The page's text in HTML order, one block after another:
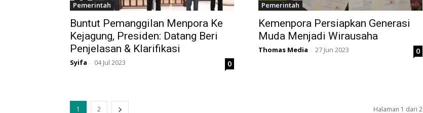
Pemerintah
Buntut Pemanggilan Menpora Ke
Kejagung, Presiden: Datang Beri
Penjelasan & Klarifikasi
Syifa - 04 Jul 2023 0
Pemerintah
Kemenpora Persiapkan Generasi
Muda Menjadi Wirausaha
Thomas Media - 27 Jun 2023 0
1 2 Halaman 1 dari 2